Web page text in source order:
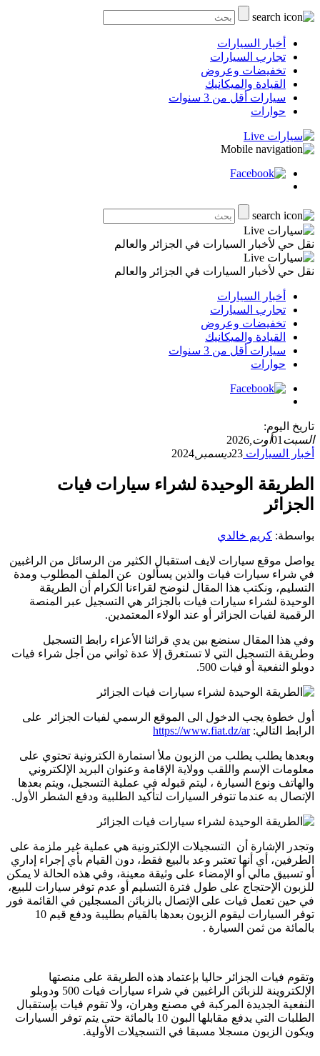
أخبار السيارات
تجارب السيارات
تخفيضات وعروض
القيادة والميكانيك
سيارات أقل من 3 سنوات
حوارات
نقل حي لأخبار السيارات في الجزائر والعالم
نقل حي لأخبار السيارات في الجزائر والعالم
أخبار السيارات
تجارب السيارات
تخفيضات وعروض
القيادة والميكانيك
سيارات أقل من 3 سنوات
حوارات
تاريخ اليوم:
السبت 01أوت, 2026
أخبار السيارات 23ديسمبر, 2024
الطريقة الوحيدة لشراء سيارات فيات
الجزائر
بواسطة: كريم خالدي
يواصل موقع سيارات لايف استقبال الكثير من الرسائل من الراغبين
في شراء سيارات فيات والذين يسألون عن الملف المطلوب ومدة
التسليم، ونكتب هذا المقال لنوضح لقراءنا الكرام أن الطريقة
الوحيدة لشراء سيارات فيات بالجزائر هي التسجيل عبر المنصة
الرقمية لفيات الجزائر أو عند الولاء المعتمدين.
وفي هذا المقال سنضع بين يدي قرائنا الأعزاء رابط التسجيل
وطريقة التسجيل التي لا تستغرق إلا عدة ثواني من أجل شراء فيات
دوبلو النفعية أو فيات 500.
أول خطوة يجب الدخول الى الموقع الرسمي لفيات الجزائر على
الرابط التالي:https://www.fiat.dz/ar
وبعدها يطلب يطلب من الزبون ملأ استمارة الكترونية تحتوي على
معلومات الإسم واللقب وولاية الإقامة وعنوان البريد الإلكتروني
والهاتف ونوع السيارة ، ليتم قبوله في عملية التسجيل، ويتم بعدها
الإتصال به عندما تتوفر السيارات لتأكيد الطلبية ودفع الشطر الأول.
وتجدر الإشارة أن التسجيلات الإلكترونية هي عملية غير ملزمة على
الطرفين، أي أنها تعتبر وعد بالبيع فقط، دون القيام بأي إجراء إداري
أو تسبيق مالي أو الإمضاء على وثيقة معينة، وفي هذه الحالة لا يمكن
للزبون الإحتجاج على طول فترة التسليم أو عدم توفر سيارات للبيع،
في حين تعمل فيات على الإتصال بالزبائن المسجلين في القائمة فور
توفر السيارات ليقوم الزبون بعدها بالقيام بطليبة ودفع قيم 10
بالمائة من ثمن السيارة .
وتقوم فيات الجزائر حاليا بإعتماد هذه الطريقة على منصتها
الإلكتروينة للزبائن الراغبين في شراء سيارات فيات 500 ودوبلو
النفعية الجديدة المركبة في مصنع وهران، ولا تقوم فيات بإستقبال
الطلبات التي يدفع مقابلها البون 10 بالمائة حتى يتم توفر السيارات
ويكون الزبون مسجلا مسبقا في التسجيلات الأولية.